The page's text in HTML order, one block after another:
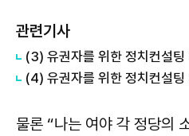
관련기사
(4) 유권자를 위한 정치컨설
물론 “나는 여야 각 정당의